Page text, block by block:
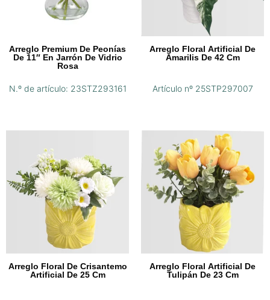
Arreglo Premium De Peonías
De 11″ En Jarrón De Vidrio
Rosa
N.º de artículo: 23STZ293161
Arreglo Floral Artificial De
Amarilis De 42 Cm
Artículo nº 25STP297007
Arreglo Floral De Crisantemo
Artificial De 25 Cm
Arreglo Floral Artificial De
Tulipán De 23 Cm